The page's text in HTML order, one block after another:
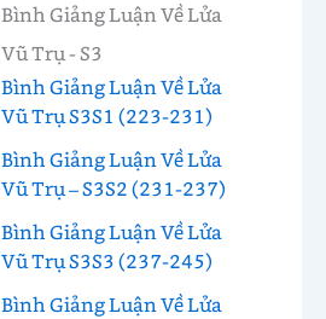
Bình Giảng Luận Về Lửa
Vũ Trụ - S3
Bình Giảng Luận Về Lửa
Vũ Trụ S3S1 (223-231)
Bình Giảng Luận Về Lửa
Vũ Trụ – S3S2 (231-237)
Bình Giảng Luận Về Lửa
Vũ Trụ S3S3 (237-245)
Bình Giảng Luận Về Lửa